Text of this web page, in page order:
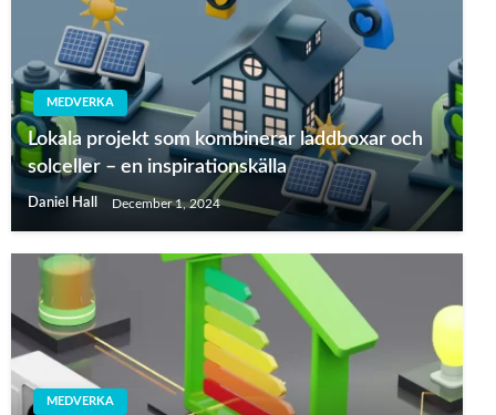
MEDVERKA
Lokala projekt som kombinerar laddboxar och
solceller – en inspirationskälla
Daniel Hall December 1, 2024
MEDVERKA